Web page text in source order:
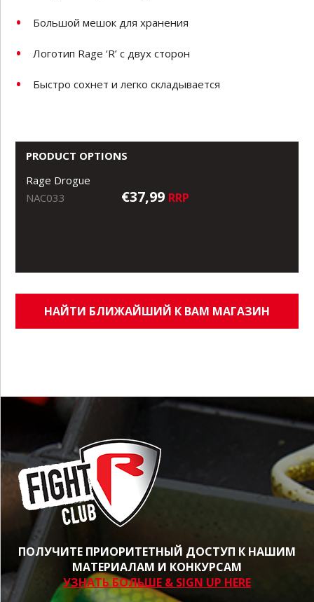
Большой мешок для хранения
Логотип Rage ‘R’ с двух сторон
Быстро сохнет и легко складывается
PRODUCT OPTIONS
Rage Drogue
NAC033
€37,99 RRP
НАЙТИ БЛИЖАЙШИЙ К ВАМ МАГАЗИН
ПОЛУЧИТЕ ПРИОРИТЕТНЫЙ ДОСТУП К НАШИМ
МАТЕРИАЛАМ И КОНКУРСАМ
УЗНАТЬ БОЛЬШЕ & SIGN UP HERE